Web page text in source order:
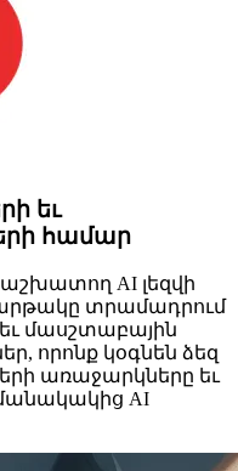
եւ
համար
աշխատող AI լեզվի
տրամադրում
մասշտաբային
որոնք կօգնեն ձեզ
առաջարկները եւ
AI